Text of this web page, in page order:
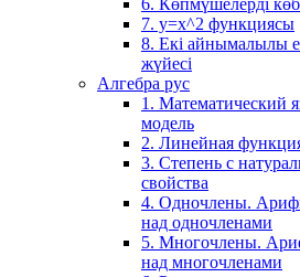
7. у=х^2 функциясы
8. Екі айнымалылы
жүйесі
Алгебра рус
1. Математический
модель
2. Линейная
3. Степень с
свойства
4. Одночлены.
над одночленами
5. Многочлены.
над многочленами